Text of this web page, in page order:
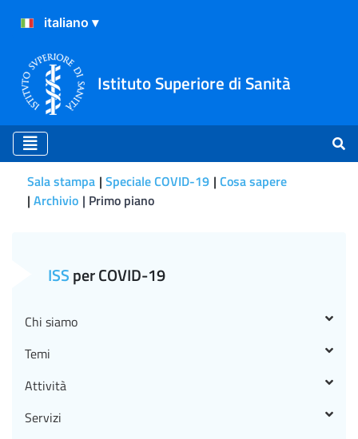
Istituto Superiore di Sanità
Sala stampa Speciale COVID-19 Cosa sapere
Archivio Primo piano
ISSper COVID-19
Chi siamo
Temi
Attività
Servizi